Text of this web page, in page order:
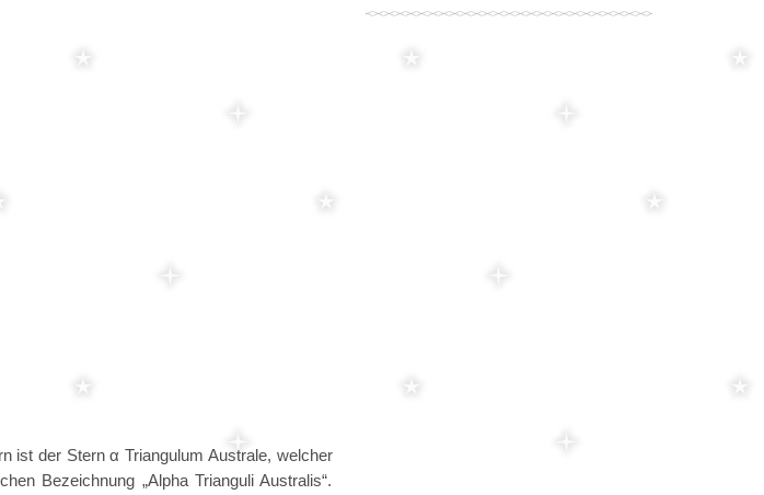
ist der Stern α Triangulum Australe, welcher
Bezeichnung „Alpha Trianguli Australis“.